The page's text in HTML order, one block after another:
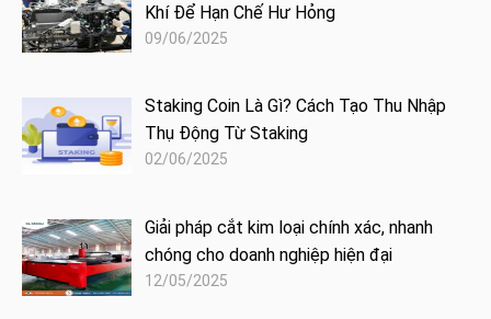
Khí Để Hạn Chế Hư Hỏng
09/06/2025
Staking Coin Là Gì? Cách Tạo Thu Nhập
Thụ Động Từ Staking
02/06/2025
Giải pháp cắt kim loại chính xác, nhanh
chóng cho doanh nghiệp hiện đại
12/05/2025